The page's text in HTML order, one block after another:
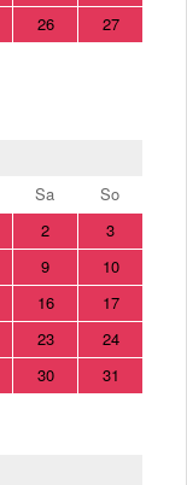
26
27
Sa
So
2
3
9
10
16
17
23
24
30 31